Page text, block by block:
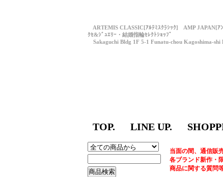
ARTEMIS CLASSIC[ｱﾙﾃﾐｽｸﾗｼｯｸ] AMP JAPAN[ｱ
ｸｾ&ｼﾞｭｴﾘｰ・結婚指輪ｾﾚｸﾄｼｮｯﾌﾟ
Sakaguchi Bldg 1F 5-1 Funatu-chou Kagoshima-shi
TOP. LINE UP.
当面の間、通信販
各ブランド新作・
商品に関する質問